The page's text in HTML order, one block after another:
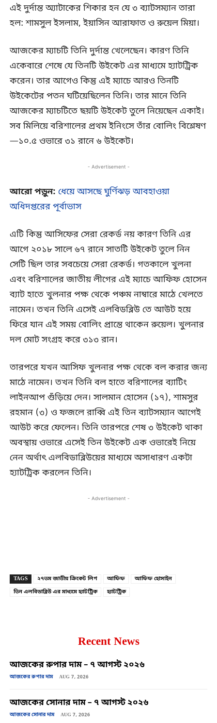
এই দুর্দান্ত অ্যাটাকের শিকার হন যে ৩ ব্যাটসম্যান তারা
হল: শামসুল ইসলাম, ইয়াসিন আরাফাত ও রুয়েল মিয়া।
আজকের ম্যাচটি তিনি দুর্দান্ত খেলেছেন। কারণ তিনি
একেবারে শেষে যে তিনটি উইকেট এর মাধ্যমে হ্যাটট্রিক
করেন। তার আগেও কিন্তু এই ম্যাচে আরও তিনটি
উইকেটের পতন ঘটিয়েছিলেন তিনি। তার মানে তিনি
আজকের ম্যাচটিতে ছয়টি উইকেট তুলে নিয়েছেন একাই।
সব মিলিয়ে বরিশালের প্রথম ইনিংসে তাঁর বোলিং বিশ্লেষণ
—১০.৫ ওভারে ৩১ রানে ৬ উইকেট।
- Advertisement -
আরো পড়ুন: ধেয়ে আসছে ঘুর্ণিঝড় আবহাওয়া
অধিদপ্তরের পূর্বাভাস
এটি কিন্তু আসিফের সেরা রেকর্ড নয় কারণ তিনি এর
আগে ২০১৮ সালে ৬৭ রানে সাতটি উইকেট তুলে নিন
সেটি ছিল তার সবচেয়ে সেরা রেকর্ড। গতকালে খুলনা
এবং বরিশালের জাতীয় লীগের এই ম্যাচে আফিফ হোসেন
ব্যাট হাতে খুলনার পক্ষ থেকে পঞ্চম নাম্বারে মাঠে খেলতে
নামেন। তখন তিনি এসেই এলবিডব্লিউ তে আউট হয়ে
ফিরে যান এই সময় বোলিং প্রান্তে থাকেন রুয়েল। খুলনার
দল মোট সংগ্রহ করে ৩১৩ রান।
তারপরে যখন আসিফ খুলনার পক্ষ থেকে বল করার জন্য
মাঠে নামেন। তখন তিনি বল হাতে বরিশালের ব্যাটিং
লাইনআপ গুঁড়িয়ে দেন। সালমান হোসেন (১৭), শামসুর
রহমান (৩) ও ফজলে রাব্বি এই তিন ব্যাটসম্যান আগেই
আউট করে ফেলেন। তিনি তারপরে শেষ ৩ উইকেট থাকা
অবস্থায় ওভারে এসেই তিন উইকেট এক ওভারেই নিয়ে
নেন অর্থাৎ এলবিডাব্লিউয়ের মাধ্যমে অসাধারণ একটা
হ্যাটট্রিক করলেন তিনি।
- Advertisement -
TAGS ২৭তম জাতীয় ক্রিকেট লিগ আফিফ
আফিফ হোসাইন
তিন এলবিডাব্লিউ এর মাধ্যমে হ্যাটট্রিক
হ্যাটট্রিক
Recent News
আজকের রুপার দাম – ৭ আগস্ট ২০২৬
আজকের রুপার দাম AUG 7, 2026
আজকের সোনার দাম – ৭ আগস্ট ২০২৬
আজকের সোনার দাম AUG 7, 2026